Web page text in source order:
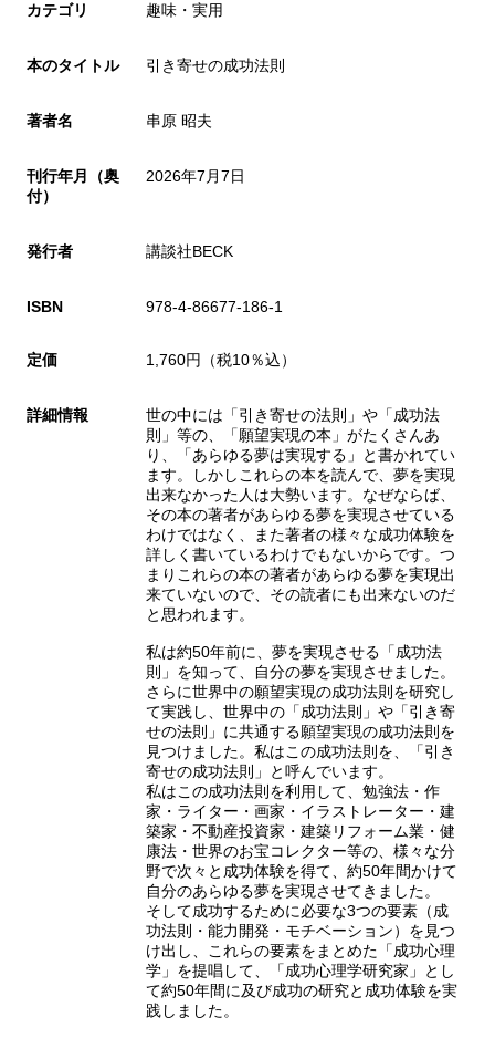
カテゴリ 趣味・実用
本のタイトル 引き寄せの成功法則
著者名 串原 昭夫
刊行年月（奥
付）
2026年7月7日
発行者 講談社BECK
ISBN 978-4-86677-186-1
定価 1,760円（税10％込）
詳細情報
世の中には「引き寄せの法則」や「成功法
則」等の、「願望実現の本」がたくさんあ
り、「あらゆる夢は実現する」と書かれてい
ます。しかしこれらの本を読んで、夢を実現
出来なかった人は大勢います。なぜならば、
その本の著者があらゆる夢を実現させている
わけではなく、また著者の様々な成功体験を
詳しく書いているわけでもないからです。つ
まりこれらの本の著者があらゆる夢を実現出
来ていないので、その読者にも出来ないのだ
と思われます。
私は約50年前に、夢を実現させる「成功法
則」を知って、自分の夢を実現させました。
さらに世界中の願望実現の成功法則を研究し
て実践し、世界中の「成功法則」や「引き寄
せの法則」に共通する願望実現の成功法則を
見つけました。私はこの成功法則を、「引き
寄せの成功法則」と呼んでいます。
私はこの成功法則を利用して、勉強法・作
家・ライター・画家・イラストレーター・建
築家・不動産投資家・建築リフォーム業・健
康法・世界のお宝コレクター等の、様々な分
野で次々と成功体験を得て、約50年間かけて
自分のあらゆる夢を実現させてきました。
そして成功するために必要な3つの要素（成
功法則・能力開発・モチベーション）を見つ
け出し、これらの要素をまとめた「成功心理
学」を提唱して、「成功心理学研究家」とし
て約50年間に及び成功の研究と成功体験を実
践しました。